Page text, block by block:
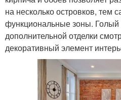
на несколько островков, тем
функциональные зоны. Голый
дополнительной отделки
декоративный элемент